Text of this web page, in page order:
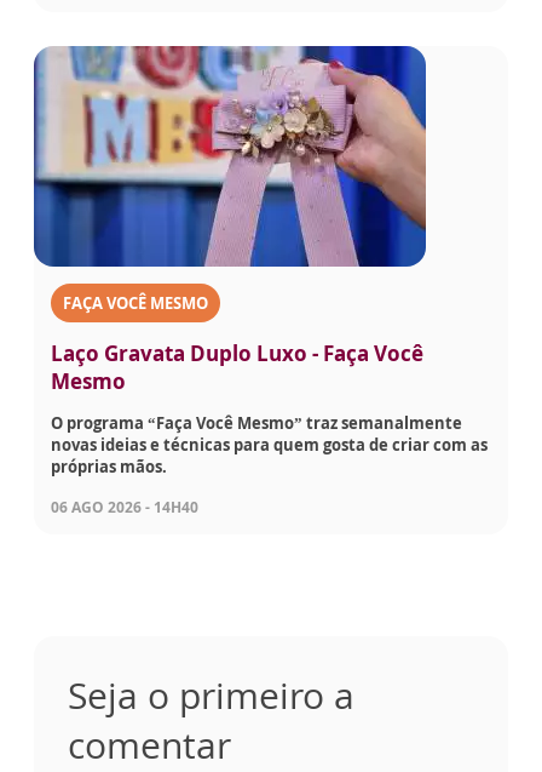
FAÇA VOCÊ MESMO
Laço Gravata Duplo Luxo - Faça Você
Mesmo
O programa “Faça Você Mesmo” traz semanalmente
novas ideias e técnicas para quem gosta de criar com as
próprias mãos.
06 AGO 2026 - 14H40
Seja o primeiro a
comentar